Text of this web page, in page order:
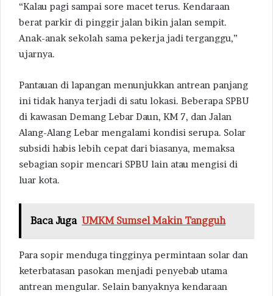
“Kalau pagi sampai sore macet terus. Kendaraan
berat parkir di pinggir jalan bikin jalan sempit.
Anak-anak sekolah sama pekerja jadi terganggu,”
ujarnya.
Pantauan di lapangan menunjukkan antrean panjang
ini tidak hanya terjadi di satu lokasi. Beberapa SPBU
di kawasan Demang Lebar Daun, KM 7, dan Jalan
Alang-Alang Lebar mengalami kondisi serupa. Solar
subsidi habis lebih cepat dari biasanya, memaksa
sebagian sopir mencari SPBU lain atau mengisi di
luar kota.
Baca Juga UMKM Sumsel Makin Tangguh
Para sopir menduga tingginya permintaan solar dan
keterbatasan pasokan menjadi penyebab utama
antrean mengular. Selain banyaknya kendaraan